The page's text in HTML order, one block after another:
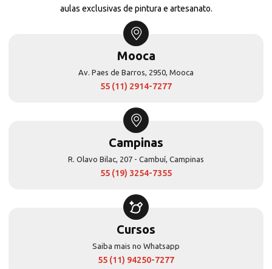
aulas exclusivas de pintura e artesanato.
Mooca
Av. Paes de Barros, 2950, Mooca
55 (11) 2914-7277
Campinas
R. Olavo Bilac, 207 - Cambuí, Campinas
55 (19) 3254-7355
Cursos
Saiba mais no Whatsapp
55 (11) 94250-7277